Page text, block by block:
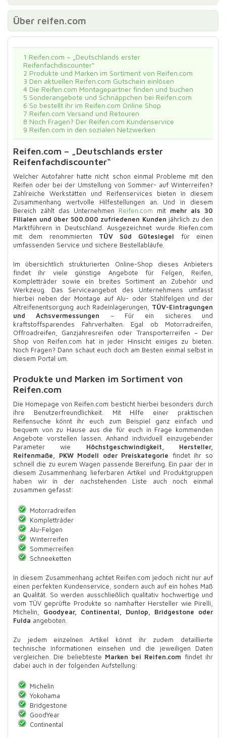
Über reifen.com
1 Reifen.com – „Deutschlands erster
Reifenfachdiscounter“
2 Produkte und Marken im Sortiment von Reifen.com
3 Den aktuellen Reifen.com Gutschein einlösen
4 Die Reifen.com Montagepartner finden und buchen
5 Sonderangebote und Schnäppchen bei Reifen.com
6 So bestellt ihr im Reifen.com Online Shop
7 Reifen.com Versand und Retouren
8 Noch Fragen? Der Reifen.com Kundenservice
9 Reifen.com in den sozialen Netzwerken
Reifen.com – „Deutschlands erster
Reifenfachdiscounter“
Welcher Autofahrer hatte nicht schon einmal Probleme mit den
Reifen oder bei der Umstellung von Sommer- auf Winterreifen?
Zahlreiche Werkstätten und Reifenservices bieten in diesem
Zusammenhang wertvolle Hilfestellungen an. Und in diesem
Bereich zählt das Unternehmen Reifen.com mit mehr als 30
Filialen und über 500.000 zufriedenen Kunden jährlich zu den
Marktführern in Deutschland. Ausgezeichnet wurde Riefen.com
mit dem renommierten TÜV Süd Gütesiegel für einen
umfassenden Service und sichere Bestellabläufe.
Im übersichtlich strukturierten Online-Shop dieses Anbieters
findet ihr viele günstige Angebote für Felgen, Reifen,
Kompletträder sowie ein breites Sortiment an Zubehör und
Werkzeug. Das Serviceangebot des Unternehmens umfasst
hierbei neben der Montage auf Alu- oder Stahlfelgen und der
Altreifenentsorgung auch Radeinlagerungen, TÜV-Eintragungen
und Achsvermessungen – Für ein sicheres und
kraftstoffsparendes Fahrverhalten. Egal ob Motorradreifen,
Offroadreifen, Ganzjahresreifen oder Transporterreifen – Der
Shop von Reifen.com hat in jeder Hinsicht einiges zu bieten.
Noch Fragen? Dann schaut euch doch am Besten einmal selbst in
diesem Portal um.
Produkte und Marken im Sortiment von
Reifen.com
Die Homepage von Reifen.com besticht hierbei besonders durch
ihre Benutzerfreundlichkeit. Mit Hilfe einer praktischen
Reifensuche könnt ihr euch zum Beispiel ganz einfach und
bequem von zu Hause aus die für euch in Frage kommenden
Angebote vorstellen lassen. Anhand individuell einzugebender
Parameter wie Höchstgeschwindigkeit, Hersteller,
Reifenmaße, PKW Modell oder Preiskategorie findet ihr so
schnell die zu eurem Wagen passende Bereifung. Ein paar der in
diesem Zusammenhang lieferbaren Artikel und Produktgruppen
haben wir in der nachstehenden Liste auch noch einmal
zusammen gefasst:
Motorradreifen
Kompletträder
Alu-Felgen
Winterreifen
Sommerreifen
Schneeketten
In diesem Zusammenhang achtet Reifen.com jedoch nicht nur auf
einen perfekten Kundenservice, sondern auch auf ein hohes Maß
an Qualität. So werden ausschließlich qualitativ hochwertige und
vom TÜV geprüfte Produkte so namhafter Hersteller wie Pirelli,
Michelin, Goodyear, Continental, Dunlop, Bridgestone oder
Fulda angeboten.
Zu jedem einzelnen Artikel könnt ihr zudem detaillierte
technische Informationen einsehen und die jeweiligen Daten
vergleichen. Die beliebteste Marken bei Reifen.com findet ihr
dabei auch in der folgenden Aufstellung:
Michelin
Yokohama
Bridgestone
GoodYear
Continental